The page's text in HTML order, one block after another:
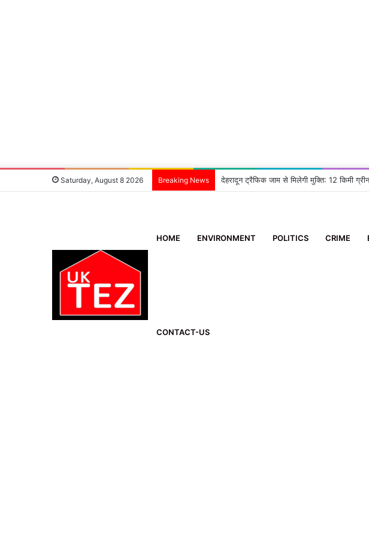
Saturday, August 8 2026 Breaking News देहरादून ट्रैफिक जाम से मिलेगी मुक्ति: 12 किमी
HOME ENVIRONMENT POLITICS CRIME
CONTACT-US